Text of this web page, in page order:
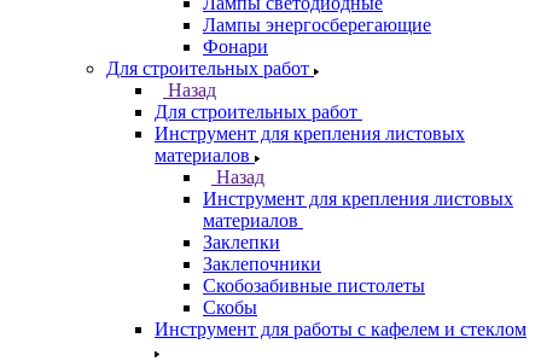
Лампы энергосберегающие
Фонари
Для строительных работ
Назад
Для строительных работ
Инструмент для крепления листовых
материалов
Назад
Инструмент для крепления листовых
материалов
Заклепки
Заклепочники
Скобозабивные пистолеты
Скобы
Инструмент для работы с кафелем и стеклом